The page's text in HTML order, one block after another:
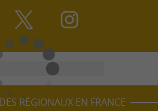
RÉGIONAUX EN FRANCE